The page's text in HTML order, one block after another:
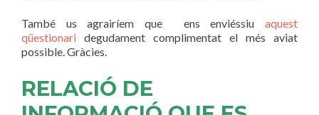
També us agrairíem que ens enviéssiu aquest
qüestionari degudament complimentat el més aviat
possible. Gràcies.
RELACIÓ DE